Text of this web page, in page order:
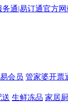
会员 管家婆开票
送 生鲜冻品 家居